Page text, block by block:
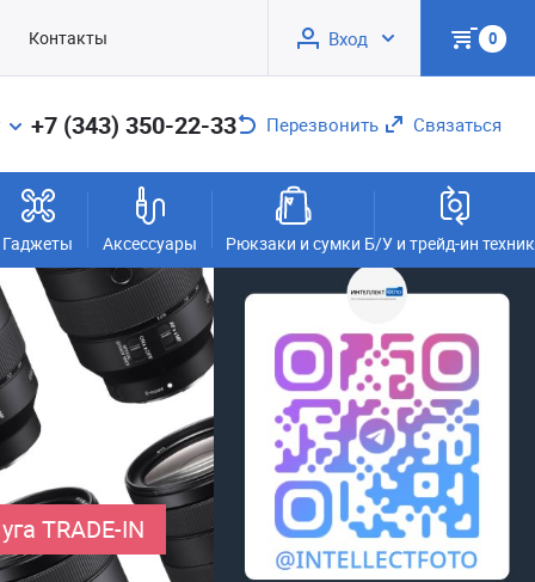
Контакты Вход 0
+7 (343) 350-22-33 Перезвонить Связаться
Гаджеты Аксессуары Рюкзаки и сумки Б/У и трейд-ин
TRADE-IN